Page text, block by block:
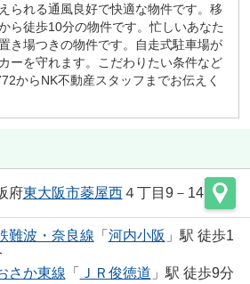
られる通風良好で快適な物件です。移
ら徒歩10分の物件です。忙しいあなた
き場つきの物件です。自走式駐車場が
ーを守れます。こだわりたい条件など
からNK不動産スタッフまでお伝えく
府東大阪市菱屋西４丁目9－14
難波・奈良線 「 河内小阪 」駅 徒歩1
さか東線 「 ＪＲ俊徳道 」駅 徒歩9分